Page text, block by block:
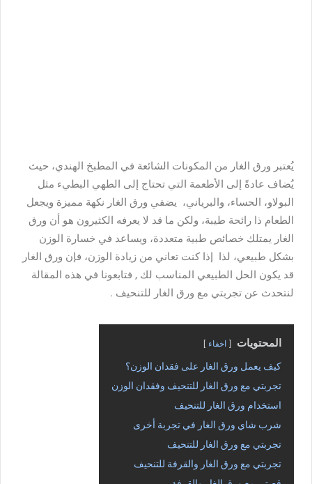
يُعتبر ورق الغار من المكونات الشائعة في المطبخ الهندي، حيث
يُضاف عادةً إلى الأطعمة التي تحتاج إلى الطهي البطيء مثل
البولاو، الحساء، والبرياني، يضفي ورق الغار نكهة مميزة ويجعل
الطعام ذا رائحة طيبة، ولكن ما قد لا يعرفه الكثيرون هو أن ورق
الغار يمتلك خصائص طبية متعددة، ويساعد في خسارة الوزن
بشكل طبيعي، لذا إذا كنت تعاني من زيادة الوزن، فإن ورق الغار
قد يكون الحل الطبيعي المناسب لك , فتابعونا في هذه المقالة
لنتحدث عن تجربتي مع ورق الغار للتنحيف .
المحتويات اخفاء
كيف يعمل ورق الغار على فقدان الوزن؟
تجربتي مع ورق الغار للتنحيف وفقدان الوزن
استخدام ورق الغار للتنحيف
شرب شاي ورق الغار في تجربة أخرى
تجربتي مع ورق الغار للتنحيف
تجربتي مع ورق الغار والقرفة للتنحيف